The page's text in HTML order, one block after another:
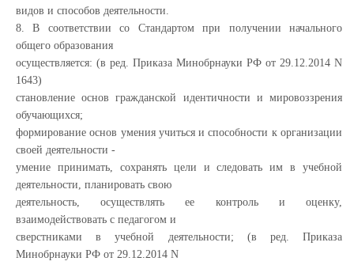
видов и способов деятельности.
8. В соответствии со Стандартом при получении начального
общего образования
осуществляется: (в ред. Приказа Минобрнауки РФ от 29.12.2014 N
1643)
становление основ гражданской идентичности и мировоззрения
обучающихся;
формирование основ умения учиться и способности к организации
своей деятельности -
умение принимать, сохранять цели и следовать им в учебной
деятельности, планировать свою
деятельность, осуществлять ее контроль и оценку,
взаимодействовать с педагогом и
сверстниками в учебной деятельности; (в ред. Приказа
Минобрнауки РФ от 29.12.2014 N